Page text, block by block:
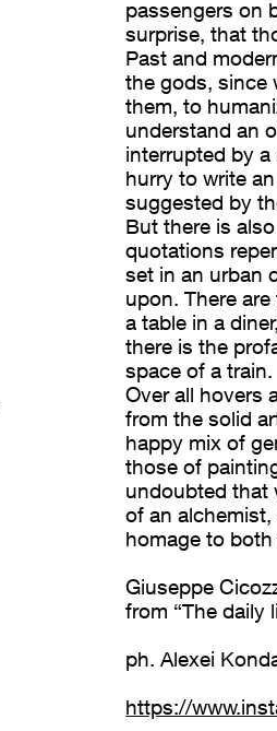
passengers on
surprise, that
Past and
the gods, since
them, to
understand an
interrupted by
hurry to write
suggested by
But there is
quotations
set in an urban
upon. There
a table in a
there is the
space of a train.
Over all hovers
from the solid
happy mix of
those of
undoubted that
of an
homage to both
Giuseppe
from “The daily
ph. Alexei
https://